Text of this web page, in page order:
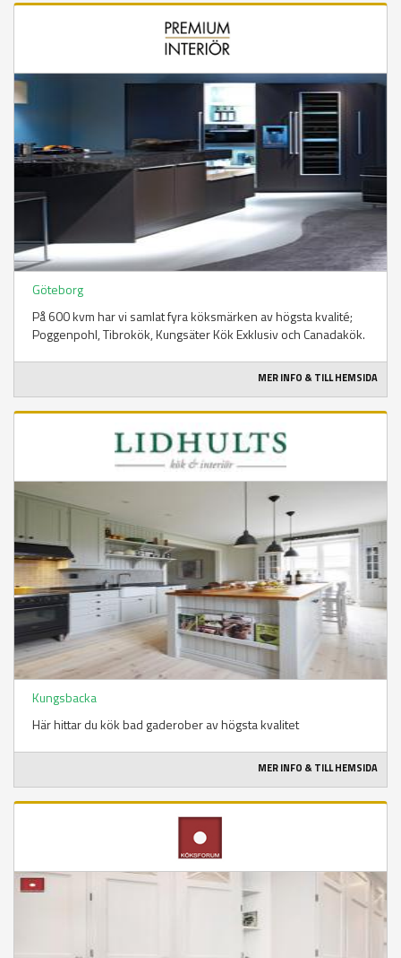
Göteborg
På 600 kvm har vi samlat fyra köksmärken av högsta kvalité;
Poggenpohl, Tibrokök, Kungsäter Kök Exklusiv och Canadakök.
MER INFO & TILL HEMSIDA
Kungsbacka
Här hittar du kök bad gaderober av högsta kvalitet
MER INFO & TILL HEMSIDA